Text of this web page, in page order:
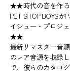
★★時代の音を作る
PET SHOP BOYS
イシュー・プロジェ
★★
最新リマスター音
のレア音源を収録
で、彼らのカタロ